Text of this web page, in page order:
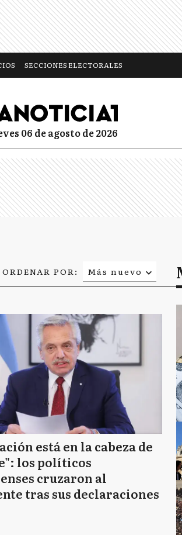
SECCIONES ELECTORALES
06 de agosto de 2026
ORDENAR POR:
Más nuevo
Relevancia
está en la cabeza de
los políticos
cruzaron al
tras sus declaraciones